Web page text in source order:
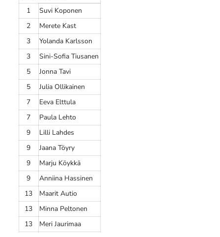
1
Suvi Koponen
2
Merete Kast
3
Yolanda Karlsson
3
Sini-Sofia Tiusanen
5
Jonna Tavi
5
Julia Ollikainen
7
Eeva Elttula
7
Paula Lehto
9
Lilli Lahdes
9
Jaana Töyry
9
Marju Köykkä
9
Anniina Hassinen
13
Maarit Autio
13
Minna Peltonen
13
Meri Jaurimaa